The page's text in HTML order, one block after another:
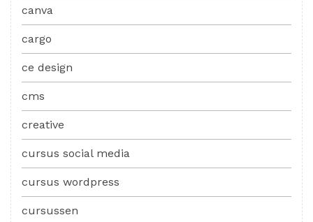
canva
cargo
ce design
cms
creative
cursus social media
cursus wordpress
cursussen